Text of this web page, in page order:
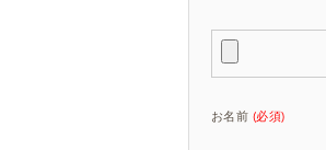
お名前 (必須)